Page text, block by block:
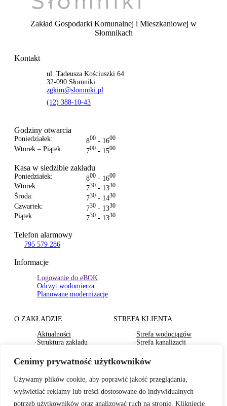
Cenimy prywatność użytkowników
Używamy plików cookie, aby poprawić jakość przeglądania,
wyświetlać reklamy lub treści dostosowane do indywidualnych
potrzeb użytkowników oraz analizować ruch na stronie. Kliknięcie
Zakład Gospodarki Komunalnej i Mieszkaniowej w
Słomnikach
Kontakt
ul. Tadeusza Kościuszki 64
32-090 Słomniki
zgkim@slomniki.pl
(12) 388-10-43
Godziny otwarcia
Poniedziałek: 800 - 1600
Wtorek – Piątek: 700 - 1500
Kasa w siedzibie zakładu
Poniedziałek: 800 - 1600
Wtorek: 730 - 1330
Środa: 730 - 1430
Czwartek: 730 - 1330
Piątek: 730 - 1330
Telefon alarmowy
795 579 286
Informacje
·Logowanie do eBOK
·Odczyt wodomierza
·Planowane modernizacje
O ZAKŁADZIE
· Aktualności
· Struktura zakładu
·Oferty pracy
STREFA KLIENTA
· Strefa wodociągów
· Strefa kanalizacji
komunalnych
·Strefa odbioru odpadów
BADANIA WODY TARYFY I CENNIKI